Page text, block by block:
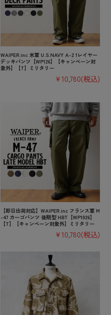
WAIPER.inc 米軍 U.S.NAVY A-2 1レイヤー
デッキパンツ【WP126】【キャンペーン対
象外】【T】ミリタリー
¥10,780(税込)
【即日出荷対応】WAIPER.inc フランス軍 M
-47 カーゴパンツ 後期型 HBT【WP1026】
【T】【キャンペーン対象外】ミリタリー
¥10,780(税込)